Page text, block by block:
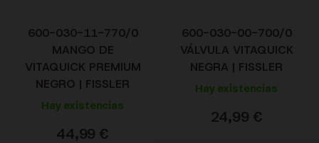
600-030-11-770/0
MANGO DE
VITAQUICK PREMIUM
NEGRO | FISSLER
Hay existencias
44,99 €
600-030-00-700/0
VÁLVULA VITAQUICK
NEGRA | FISSLER
Hay existencias
24,99 €